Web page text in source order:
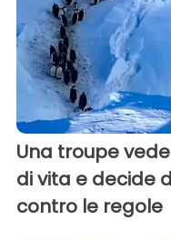
Una troupe
di vita e decide
contro le regole